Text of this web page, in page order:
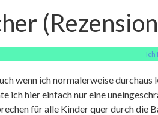
Ich
wenn ich normalerweise durchaus
ich hier einfach nur eine
für alle Kinder quer durch die